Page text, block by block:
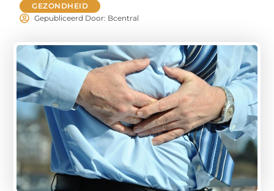
GEZONDHEID
Gepubliceerd Door: Bcentral